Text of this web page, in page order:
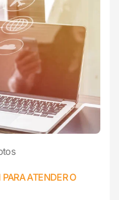
ATENDER O